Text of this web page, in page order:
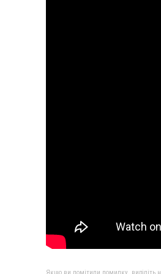
Якщо ви помітили помилку, виділіть